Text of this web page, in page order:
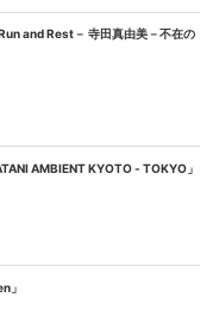
and Rest－ 寺田真由美－不在の
AMBIENT KYOTO - TOKYO」
」